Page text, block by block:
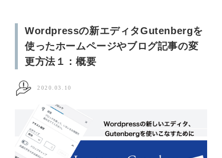
Wordpressの新エディタGutenbergを
使ったホームページやブログ記事の変
更方法１：概要
2020.03.10